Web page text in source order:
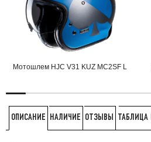
Мотошлем HJC V31 KUZ MC2SF L
ОПИСАНИЕ НАЛИЧИЕ ОТЗЫВЫ ТАБЛИЦА